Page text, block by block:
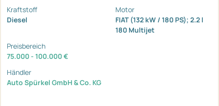
Kraftstoff
Diesel
Motor
FIAT (132 kW / 180 PS); 2.2 l
180 Multijet
Preisbereich
75.000 - 100.000 €
Händler
Auto Spürkel GmbH & Co. KG